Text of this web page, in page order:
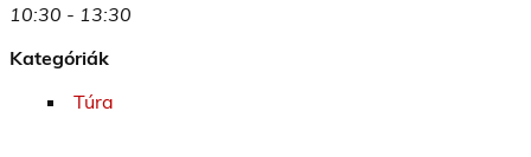
10:30 - 13:30
Kategóriák
Túra